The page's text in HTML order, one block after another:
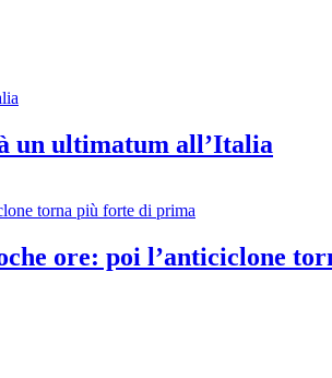
un ultimatum all’Italia
ore: poi l’anticiclone